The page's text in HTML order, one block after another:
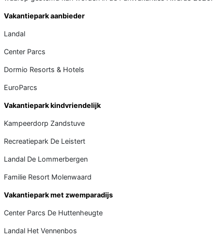
Vakantiepark aanbieder
Landal
Center Parcs
Dormio Resorts & Hotels
EuroParcs
Vakantiepark kindvriendelijk
Kampeerdorp Zandstuve
Recreatiepark De Leistert
Landal De Lommerbergen
Familie Resort Molenwaard
Vakantiepark met zwemparadijs
Center Parcs De Huttenheugte
Landal Het Vennenbos